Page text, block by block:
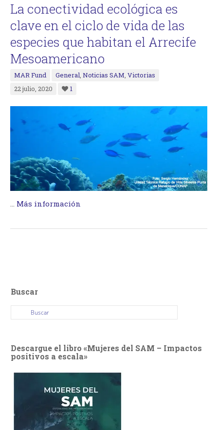
La conectividad ecológica es
clave en el ciclo de vida de las
especies que habitan el Arrecife
Mesoamericano
MAR Fund General,Noticias SAM,Victorias
22 julio, 2020
1
… Más información
Buscar
Descargue el libro «Mujeres del SAM – Impactos
positivos a escala»